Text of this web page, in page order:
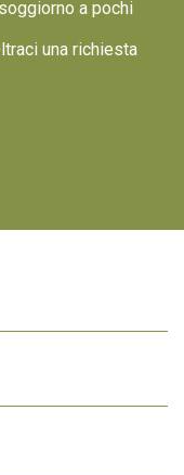
a pochi
una richiesta